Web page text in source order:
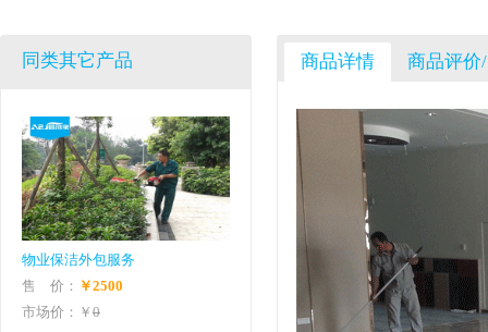
同类其它产品
物业保洁外包服务
售 价： ￥2500
市场价：￥ 0
商品详情 商品评价